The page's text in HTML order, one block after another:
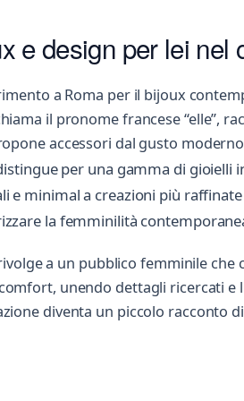
e design per lei nel
a Roma per il bijoux
il pronome francese “elle”,
accessori dal gusto
per una gamma di gioielli
e minimal a creazioni più
la femminilità
a un pubblico femminile
unendo dettagli ricercati
diventa un piccolo racconto